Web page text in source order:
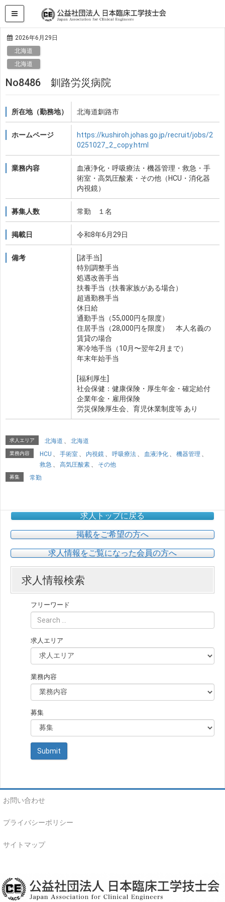
HOME 求人・求職情報 北海道 No8486 釧路労災病院
2026年6月29日
北海道
北海道
No8486 釧路労災病院
所在地（勤務地） 北海道釧路市
ホームページ
https://kushiroh.johas.go.jp/recruit/jobs/2
0251027_2_copy.html
業務内容
血液浄化・呼吸療法・機器管理・救急・手
術室・高気圧酸素・その他（HCU・消化器
内視鏡）
募集人数 常勤 １名
掲載日 令和8年6月29日
備考
[諸手当]
特別調整手当
処遇改善手当
扶養手当（扶養家族がある場合）
超過勤務手当
休日給
通勤手当（55,000円を限度）
住居手当（28,000円を限度） 本人名義の
賃貸の場合
寒冷地手当（10月〜翌年2月まで）
年末年始手当
[福利厚生]
社会保健：健康保険・厚生年金・確定給付
企業年金・雇用保険
労災保険厚生会、育児休業制度等 あり
求人エリア 北海道 北海道
業務内容 HCU 手術室 内視鏡 呼吸療法 血液浄化 機器管理
救急
高気圧酸素 その他
募集 常勤
求人トップに戻る
掲載をご希望の方へ
求人情報をご覧になった会員の方へ
求人情報検索
フリーワード
求人エリア
業務内容
募集
お問い合わせ
プライバシーポリシー
サイトマップ